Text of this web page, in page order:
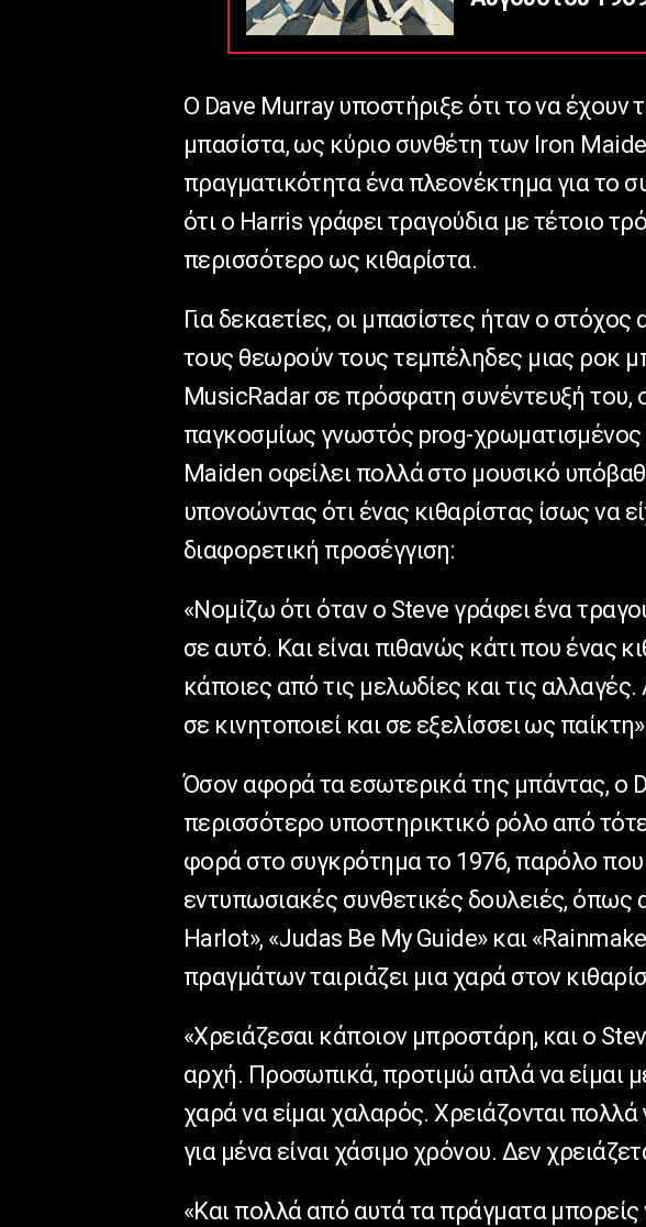
Ο Dave Murray υποστήριξε ότι το να έχουν
μπασίστα, ως κύριο συνθέτη των Iron
πραγματικότητα ένα πλεονέκτημα για το
ότι ο Harris γράφει τραγούδια με τέτοιο
περισσότερο ως κιθαρίστα.
Για δεκαετίες, οι μπασίστες ήταν ο
τους θεωρούν τους τεμπέληδες μιας ροκ
MusicRadar σε πρόσφατη συνέντευξή του,
παγκοσμίως γνωστός prog-
Maiden οφείλει πολλά στο μουσικό
υπονοώντας ότι ένας κιθαρίστας ίσως να
διαφορετική προσέγγιση:
«Νομίζω ότι όταν ο Steve γράφει ένα
σε αυτό. Και είναι πιθανώς κάτι που ένας
κάποιες από τις μελωδίες και τις αλλαγές.
σε κινητοποιεί και σε εξελίσσει ως
Όσον αφορά τα εσωτερικά της μπάντας, ο
περισσότερο υποστηρικτικό ρόλο από
φορά στο συγκρότημα το 1976, παρόλο που
εντυπωσιακές συνθετικές δουλειές, όπως
Harlot», «Judas Be My Guide» και
πραγμάτων ταιριάζει μια χαρά στον
«Χρειάζεσαι κάποιον μπροστάρη, και ο
αρχή. Προσωπικά, προτιμώ απλά να είμαι
χαρά να είμαι χαλαρός. Χρειάζονται πολλά
για μένα είναι χάσιμο χρόνου. Δεν
«Και πολλά από αυτά τα πράγματα μπορείς